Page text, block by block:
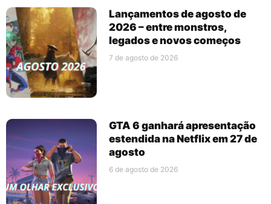
Lançamentos de agosto de
2026 – entre monstros,
legados e novos começos
7 de agosto de 2026
GTA 6 ganhará apresentação
estendida na Netflix em 27 de
agosto
6 de agosto de 2026